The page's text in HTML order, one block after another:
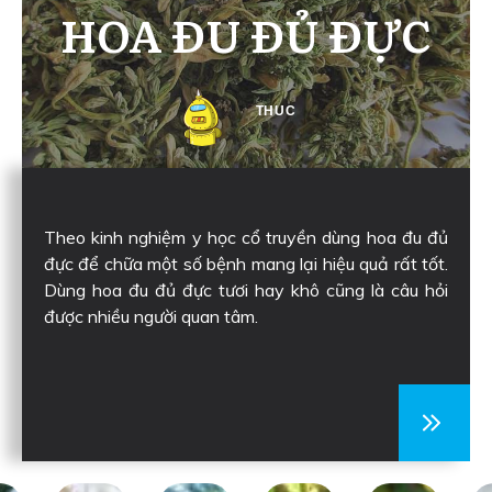
HOA ĐU ĐỦ ĐỰC
THUC
Theo kinh nghiệm y học cổ truyền dùng hoa đu đủ
đực để chữa một số bệnh mang lại hiệu quả rất tốt.
Dùng hoa đu đủ đực tươi hay khô cũng là câu hỏi
được nhiều người quan tâm.